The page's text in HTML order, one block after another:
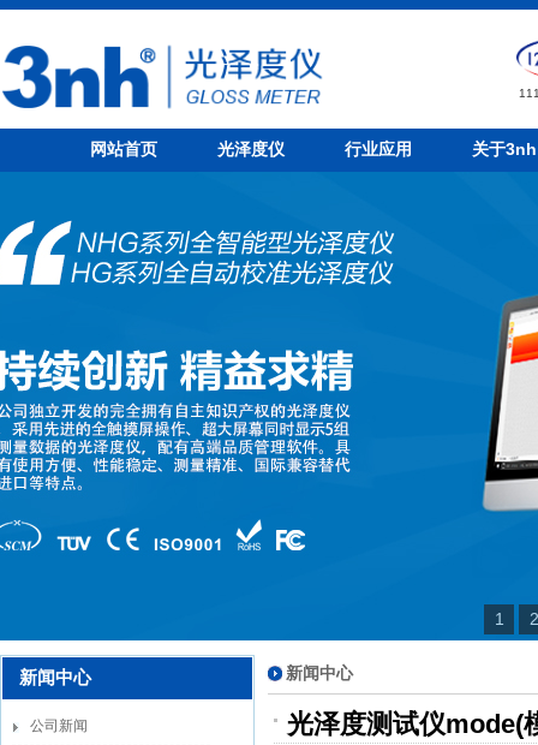
网站首页 光泽度仪 行业应用 关于3nh
1 2
新闻中心
公司新闻
新闻中心
光泽度测试仪mode(